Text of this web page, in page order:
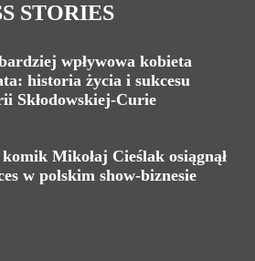
STORIES
wpływowa kobieta
historia życia i sukcesu
Skłodowskiej-Curie
Mikołaj Cieślak osiągnął
w polskim show-biznesie